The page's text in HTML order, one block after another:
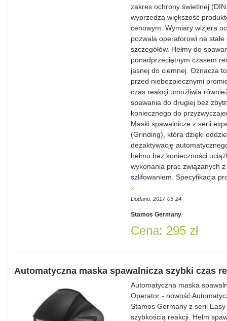
zakres ochrony świetlnej
wyprzedza większość
cenowym. Wymiary wizjera
pozwala operatorowi na
szczegółów. Hełmy do
ponadprzeciętnym czasem
jasnej do ciemnej. Oznacza
przed niebezpiecznymi
czas reakcji umożliwia
spawania do drugiej bez
koniecznego do
Maski spawalnicze z serii
(Grinding), która dzięki
dezaktywację
hełmu bez konieczności
wykonania prac związanych
szlifowaniem. Specyfikacja
»
Dodano: 2017-05-24
Stamos Germany
Cena: 295 zł
Automatyczna maska spawalnicza szybki czas
Automatyczna maska
Operator - nowość
Stamos Germany z serii
szybkością reakcji. Hełm